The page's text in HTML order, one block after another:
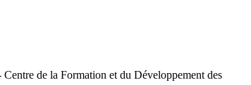
de la Formation et du Développement des